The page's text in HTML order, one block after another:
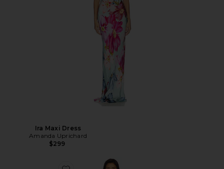
Ira Maxi Dress
Amanda Uprichard
$299